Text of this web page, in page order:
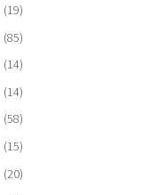
(19)
(85)
(14)
(14)
(58)
(15)
(20)